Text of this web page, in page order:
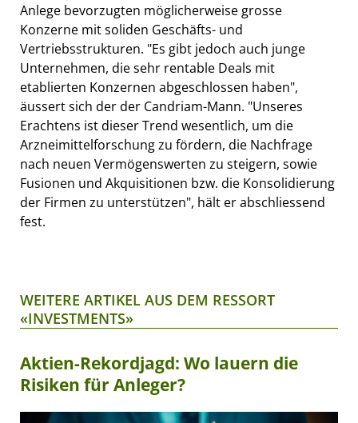
Anlege bevorzugten möglicherweise grosse
Konzerne mit soliden Geschäfts- und
Vertriebsstrukturen. "Es gibt jedoch auch junge
Unternehmen, die sehr rentable Deals mit
etablierten Konzernen abgeschlossen haben",
äussert sich der der Candriam-Mann. "Unseres
Erachtens ist dieser Trend wesentlich, um die
Arzneimittelforschung zu fördern, die Nachfrage
nach neuen Vermögenswerten zu steigern, sowie
Fusionen und Akquisitionen bzw. die Konsolidierung
der Firmen zu unterstützen", hält er abschliessend
fest.
WEITERE ARTIKEL AUS DEM RESSORT
«INVESTMENTS»
Aktien-Rekordjagd: Wo lauern die
Risiken für Anleger?